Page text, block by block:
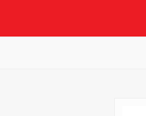
Putih Cl
50 Watt Tah